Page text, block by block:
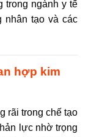
trong ngành y tế
nhân tạo và các
hợp kim
rãi trong chế tạo
lực nhờ trọng